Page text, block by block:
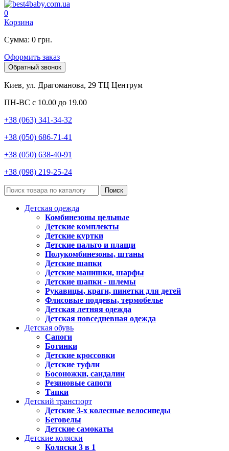
0
Корзина
Сумма: 0 грн.
Оформить заказ
Обратный звонок
Киев, ул. Драгоманова, 29 ТЦ Центрум
ПН-ВС с 10.00 до 19.00
+38 (063) 341-34-32
+38 (050) 686-71-41
+38 (050) 638-40-91
+38 (098) 219-25-24
Поиск
Детская одежда
Комбинезоны цельные
Детские комплекты
Детские куртки
Детские пальто и плащи
Полукомбинезоны, штаны
Детские шапки
Детские манишки, шарфы
Детские шапки - шлемы
Рукавицы, краги, пинетки для детей
Флисовые поддевы, термобелье
Детская летняя одежда
Детская повседневная одежда
Детская обувь
Сапоги
Ботинки
Детские кроссовки
Детские туфли
Босоножки, сандалии
Резиновые сапоги
Тапки
Детский транспорт
Детские 3-х колесные велосипеды
Беговелы
Детские самокаты
Детские коляски
Коляски 3 в 1